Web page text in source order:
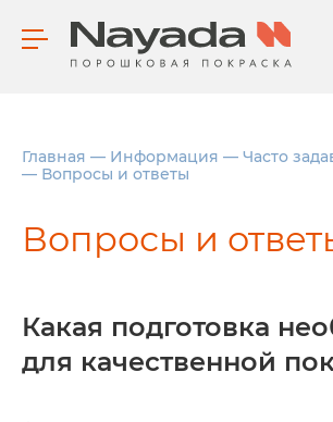
Главная — Информация — Часто
— Вопросы и ответы
Вопросы и
Какая подготовка
для качественной